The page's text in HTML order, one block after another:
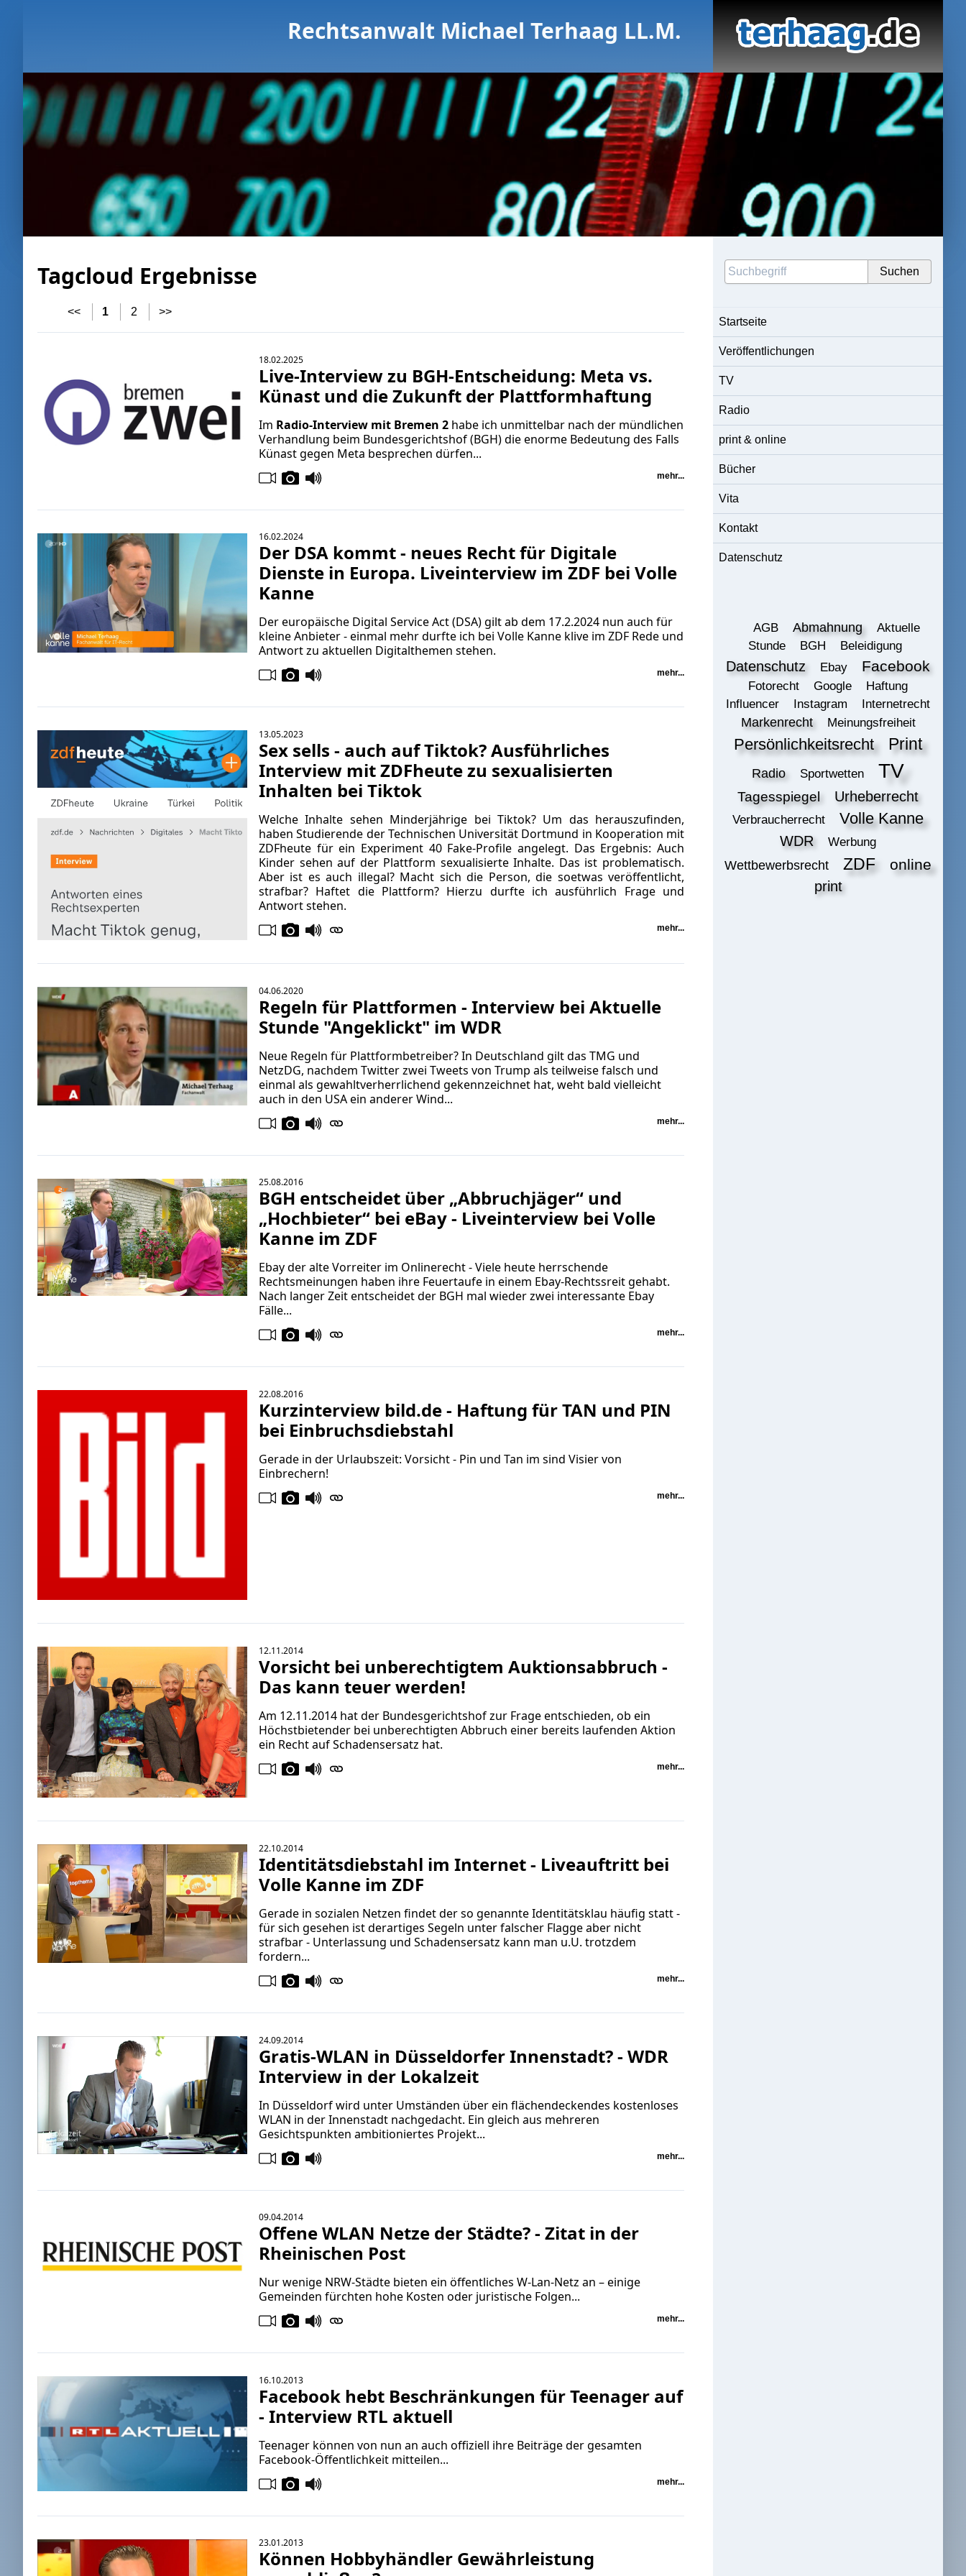
Rechtsanwalt Michael Terhaag LL.M.
Tagcloud Ergebnisse
<< 1 2 >>
18.02.2025
Live-Interview zu BGH-Entscheidung: Meta vs.
Künast und die Zukunft der Plattformhaftung
Im Radio-Interview mit Bremen 2 habe ich unmittelbar nach der mündlichen
Verhandlung beim Bundesgerichtshof (BGH) die enorme Bedeutung des Falls
Künast gegen Meta besprechen dürfen...
mehr...
16.02.2024
Der DSA kommt - neues Recht für Digitale
Dienste in Europa. Liveinterview im ZDF bei Volle
Kanne
Der europäische Digital Service Act (DSA) gilt ab dem 17.2.2024 nun auch für
kleine Anbieter - einmal mehr durfte ich bei Volle Kanne klive im ZDF Rede und
Antwort zu aktuellen Digitalthemen stehen.
mehr...
13.05.2023
Sex sells - auch auf Tiktok? Ausführliches
Interview mit ZDFheute zu sexualisierten
Inhalten bei Tiktok
Welche Inhalte sehen Minderjährige bei Tiktok? Um das herauszufinden,
haben Studierende der Technischen Universität Dortmund in Kooperation mit
ZDFheute für ein Experiment 40 Fake-Profile angelegt. Das Ergebnis: Auch
Kinder sehen auf der Plattform sexualisierte Inhalte. Das ist problematisch.
Aber ist es auch illegal? Macht sich die Person, die soetwas veröffentlicht,
strafbar? Haftet die Plattform? Hierzu durfte ich ausführlich Frage und
Antwort stehen.
mehr...
04.06.2020
Regeln für Plattformen - Interview bei Aktuelle
Stunde "Angeklickt" im WDR
Neue Regeln für Plattformbetreiber? In Deutschland gilt das TMG und
NetzDG, nachdem Twitter zwei Tweets von Trump als teilweise falsch und
einmal als gewahltverherrlichend gekennzeichnet hat, weht bald vielleicht
auch in den USA ein anderer Wind...
mehr...
25.08.2016
BGH entscheidet über „Abbruchjäger“ und
„Hochbieter“ bei eBay - Liveinterview bei Volle
Kanne im ZDF
Ebay der alte Vorreiter im Onlinerecht - Viele heute herrschende
Rechtsmeinungen haben ihre Feuertaufe in einem Ebay-Rechtssreit gehabt.
Nach langer Zeit entscheidet der BGH mal wieder zwei interessante Ebay
Fälle...
mehr...
22.08.2016
Kurzinterview bild.de - Haftung für TAN und PIN
bei Einbruchsdiebstahl
Gerade in der Urlaubszeit: Vorsicht - Pin und Tan im sind Visier von
Einbrechern!
mehr...
12.11.2014
Vorsicht bei unberechtigtem Auktionsabbruch -
Das kann teuer werden!
Am 12.11.2014 hat der Bundesgerichtshof zur Frage entschieden, ob ein
Höchstbietender bei unberechtigten Abbruch einer bereits laufenden Aktion
ein Recht auf Schadensersatz hat.
mehr...
22.10.2014
Identitätsdiebstahl im Internet - Liveauftritt bei
Volle Kanne im ZDF
Gerade in sozialen Netzen findet der so genannte Identitätsklau häufig statt -
für sich gesehen ist derartiges Segeln unter falscher Flagge aber nicht
strafbar - Unterlassung und Schadensersatz kann man u.U. trotzdem
fordern...
mehr...
24.09.2014
Gratis-WLAN in Düsseldorfer Innenstadt? - WDR
Interview in der Lokalzeit
In Düsseldorf wird unter Umständen über ein flächendeckendes kostenloses
WLAN in der Innenstadt nachgedacht. Ein gleich aus mehreren
Gesichtspunkten ambitioniertes Projekt...
mehr...
09.04.2014
Offene WLAN Netze der Städte? - Zitat in der
Rheinischen Post
Nur wenige NRW-Städte bieten ein öffentliches W-Lan-Netz an – einige
Gemeinden fürchten hohe Kosten oder juristische Folgen...
mehr...
16.10.2013
Facebook hebt Beschränkungen für Teenager auf
- Interview RTL aktuell
Teenager können von nun an auch offiziell ihre Beiträge der gesamten
Facebook-Öffentlichkeit mitteilen...
mehr...
23.01.2013
Können Hobbyhändler Gewährleistung
Startseite
Veröffentlichungen
TV
Radio
print & online
Bücher
Vita
Kontakt
Datenschutz
AGB Abmahnung
Aktuelle
Stunde
BGH Beleidigung
Datenschutz Ebay Facebook
Fotorecht Google
Haftung
Influencer
Instagram Internetrecht
Markenrecht Meinungsfreiheit
Persönlichkeitsrecht Print
Radio Sportwetten TV
Tagesspiegel Urheberrecht
Verbraucherrecht Volle Kanne
WDR Werbung
Wettbewerbsrecht ZDF online
print